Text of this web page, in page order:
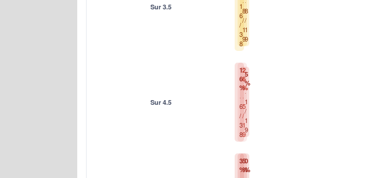
Sur 3.5
1
6
/
3
8
8
/
1
9
8
/
1
9
Sur 4.5
1
6
%
6
/
3
8
2
6
%
5
/
1
9
5
%
1
/
1
9
3
%
5
%
0
%